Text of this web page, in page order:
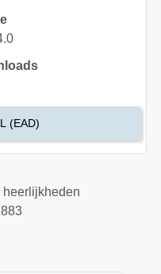
heerlijkheden
(EAD)